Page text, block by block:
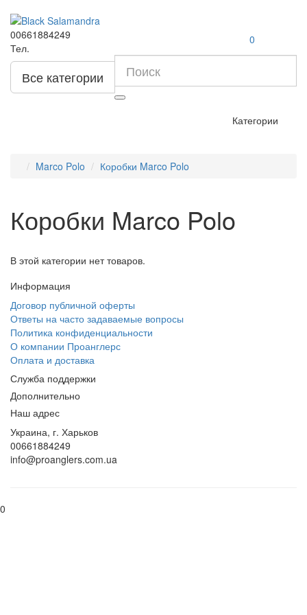
00661884249
Тел.
0
Все категории
Категории
Marco Polo Коробки Marco Polo
Коробки Marco Polo
В этой категории нет товаров.
Информация
Договор публичной оферты
Ответы на часто задаваемые вопросы
Политика конфиденциальности
О компании Проанглерс
Оплата и доставка
Служба поддержки
Дополнительно
Наш адрес
Украина, г. Харьков
00661884249
info@proanglers.com.ua
0